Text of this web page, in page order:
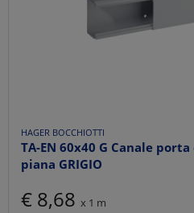
HAGER BOCCHIOTTI
TA-EN 60x40 G Canale
piana GRIGIO
€ 8,68x 1 m